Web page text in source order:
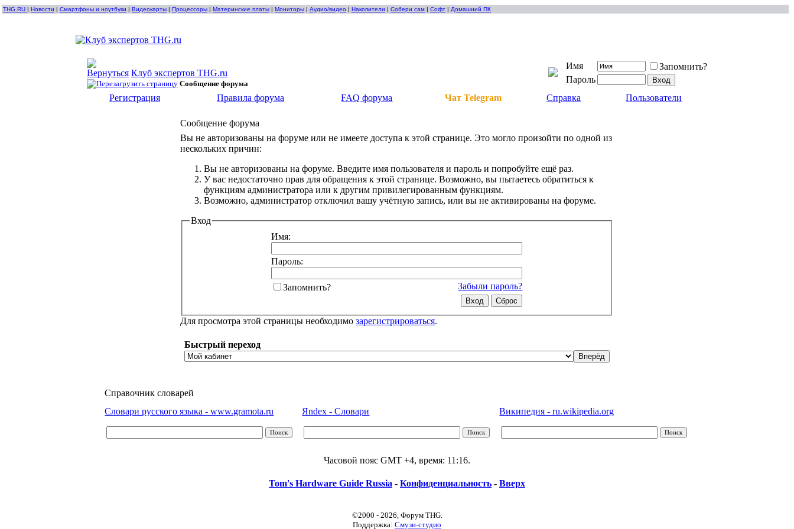
THG.RU | Новости | Смартфоны и ноутбуки | Видеокарты | Процессоры | Материнские платы | Мониторы | Аудио/видео | Накопители | Собери сам | Софт | Домашний ПК
Клуб экспертов THG.ru
Сообщение форума
Имя
Запомнить?
Пароль
Регистрация
Правила форума FAQ форума Чат Telegram Справка Пользователи
Сообщение форума
Вы не авторизованы на форуме или не имеете доступа к этой странице. Это могло произойти по одной из
нескольких причин:
Вы не авторизованы на форуме. Введите имя пользователя и пароль и попробуйте ещё раз.
У вас недостаточно прав для обращения к этой странице. Возможно, вы пытаетесь обратиться к
функциям администратора или к другим привилегированным функциям.
Возможно, администратор отключил вашу учётную запись, или вы не активированы на форуме.
Вход
Имя:
Пароль:
Забыли пароль?
Запомнить?
Для просмотра этой страницы необходимозарегистрироваться.
Быстрый переход
Справочник словарей
Словари русского языка - www.gramota.ru
Яndex - Словари Википедия - ru.wikipedia.org
Часовой пояс GMT +4, время: 11:16.
Tom's Hardware Guide Russia - Конфиденциальность - Вверх
©2000 - 2026, Форум THG.
Поддержка: Смузи-студио